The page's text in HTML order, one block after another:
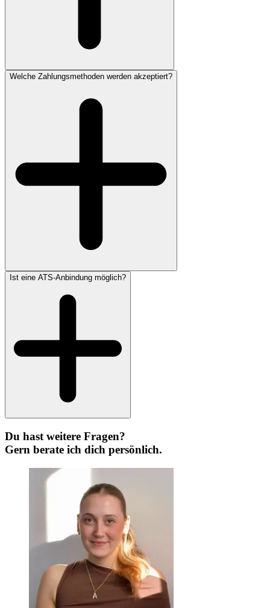
Welche Zahlungsmethoden werden akzeptiert?
Ist eine ATS-Anbindung möglich?
Du hast weitere Fragen?
Gern berate ich dich persönlich.